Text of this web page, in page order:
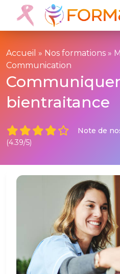
Accueil » Nos formations »
Communication
bientraitance
Note de
(4.39/5)